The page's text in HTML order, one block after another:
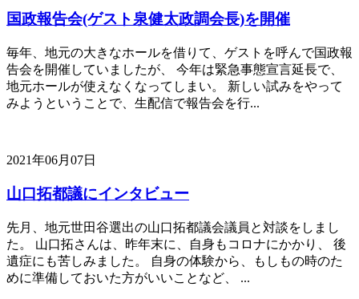
国政報告会(ゲスト泉健太政調会長)を開催
毎年、地元の大きなホールを借りて、ゲストを呼んで国政報
告会を開催していましたが、 今年は緊急事態宣言延長で、
地元ホールが使えなくなってしまい。 新しい試みをやって
みようということで、生配信で報告会を行...
2021年06月07日
山口拓都議にインタビュー
先月、地元世田谷選出の山口拓都議会議員と対談をしまし
た。 山口拓さんは、昨年末に、自身もコロナにかかり、 後
遺症にも苦しみました。 自身の体験から、もしもの時のた
めに準備しておいた方がいいことなど、 ...